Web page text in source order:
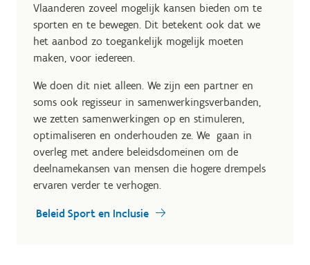
Vlaanderen zoveel mogelijk kansen bieden om te
sporten en te bewegen. Dit betekent ook dat we
het aanbod zo toegankelijk mogelijk moeten
maken, voor iedereen.
We doen dit niet alleen. We zijn een partner en
soms ook regisseur in samenwerkingsverbanden,
we zetten samenwerkingen op en stimuleren,
optimaliseren en onderhouden ze. We gaan in
overleg met andere beleidsdomeinen om de
deelnamekansen van mensen die hogere drempels
ervaren verder te verhogen.
Beleid Sport en Inclusie